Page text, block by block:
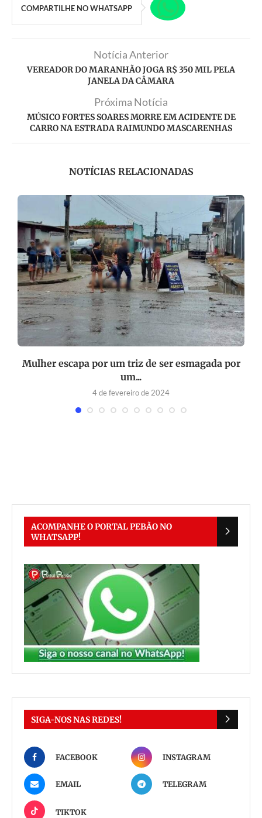
COMPARTILHE NO WHATSAPP
Notícia Anterior
VEREADOR DO MARANHÃO JOGA R$ 350 MIL PELA
JANELA DA CÂMARA
Próxima Notícia
MÚSICO FORTES SOARES MORRE EM ACIDENTE DE
CARRO NA ESTRADA RAIMUNDO MASCARENHAS
NOTÍCIAS RELACIONADAS
Mulher escapa por um triz de ser esmagada por
um...
4 de fevereiro de 2024
ACOMPANHE O PORTAL PEBÃO NO
WHATSAPP!
SIGA-NOS NAS REDES!
FACEBOOK INSTAGRAM
EMAIL TELEGRAM
TIKTOK